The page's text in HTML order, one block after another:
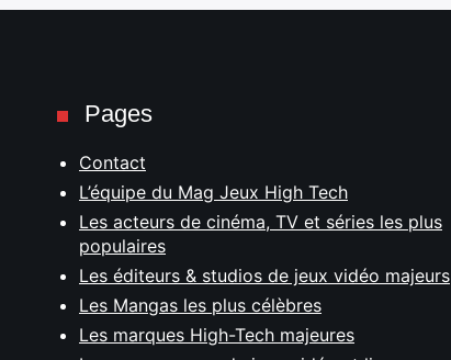
Pages
Contact
L’équipe du Mag Jeux High Tech
Les acteurs de cinéma, TV et séries les plus
populaires
Les éditeurs & studios de jeux vidéo majeurs
Les Mangas les plus célèbres
Les marques High-Tech majeures